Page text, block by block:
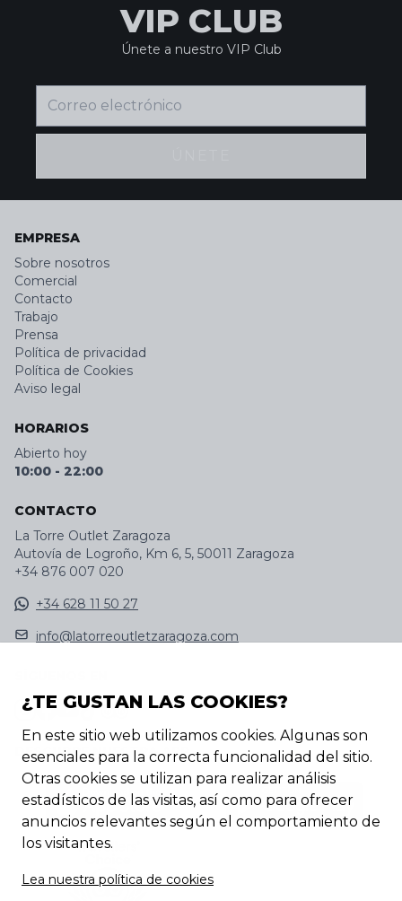
VIP CLUB
Únete a nuestro VIP Club
EMPRESA
Sobre nosotros
Comercial
Contacto
Trabajo
Prensa
Política de privacidad
Política de Cookies
Aviso legal
HORARIOS
Abierto hoy
10:00 - 22:00
CONTACTO
La Torre Outlet Zaragoza
Autovía de Logroño, Km 6, 5, 50011 Zaragoza
+34 876 007 020
+34 628 11 50 27
info@latorreoutletzaragoza.com
DESCUBRE NUESTRA APP
¿TE GUSTAN LAS COOKIES?
En este sitio web utilizamos cookies. Algunas son
esenciales para la correcta funcionalidad del sitio.
Otras cookies se utilizan para realizar análisis
estadísticos de las visitas, así como para ofrecer
anuncios relevantes según el comportamiento de
los visitantes.
Lea nuestra política de cookies